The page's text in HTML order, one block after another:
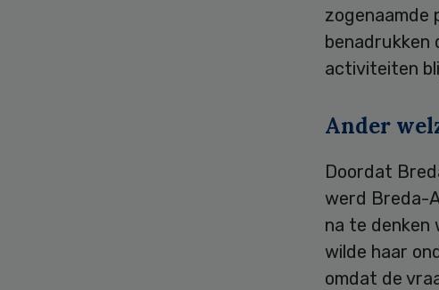
zogenaamde
benadrukken
activiteiten
Ander
Doordat
werd Breda-
na te denken
wilde haar
omdat de